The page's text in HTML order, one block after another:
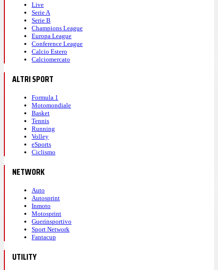
Live
Serie A
Serie B
Champions League
Europa League
Conference League
Calcio Estero
Calciomercato
ALTRI SPORT
Formula 1
Motomondiale
Basket
Tennis
Running
Volley
eSports
Ciclismo
NETWORK
Auto
Autosprint
Inmoto
Motosprint
Guerinsportivo
Sport Network
Fantacup
UTILITY